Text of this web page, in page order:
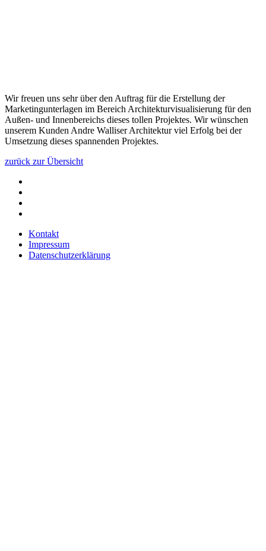
Wir freuen uns sehr über den Auftrag für die Erstellung der
Marketingunterlagen im Bereich Architekturvisualisierung für den
Außen- und Innenbereichs dieses tollen Projektes. Wir wünschen
unserem Kunden Andre Walliser Architektur viel Erfolg bei der
Umsetzung dieses spannenden Projektes.
zurück zur Übersicht
Kontakt
Impressum
Datenschutzerklärung